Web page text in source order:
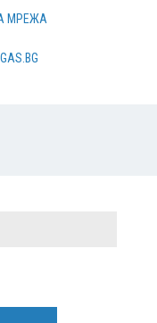
МРЕЖА